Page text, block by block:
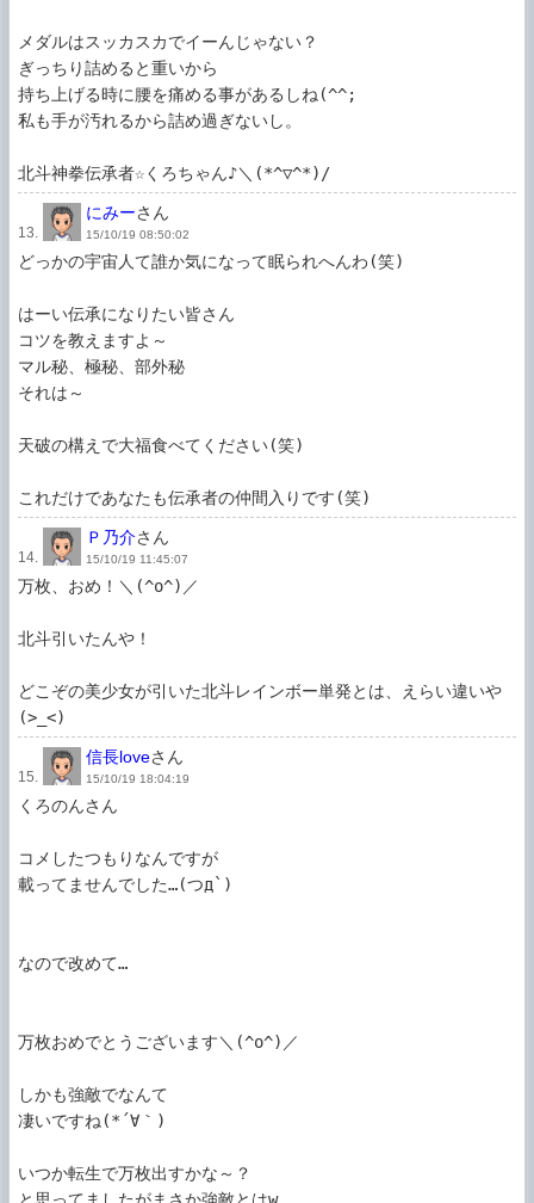
メダルはスッカスカでイーんじゃない？
ぎっちり詰めると重いから
持ち上げる時に腰を痛める事があるしね(^^;
私も手が汚れるから詰め過ぎないし。
北斗神拳伝承者☆くろちゃん♪＼(*^▽^*)/
13.
にみーさん
15/10/19 08:50:02
どっかの宇宙人て誰か気になって眠られへんわ(笑)
はーい伝承になりたい皆さん
コツを教えますよ～
マル秘、極秘、部外秘
それは～
天破の構えで大福食べてください(笑)
これだけであなたも伝承者の仲間入りです(笑)
14.
Ｐ乃介さん
15/10/19 11:45:07
万枚、おめ！＼(^o^)／
北斗引いたんや！
どこぞの美少女が引いた北斗レインボー単発とは、えらい違いや
(>_<)
15.
信長loveさん
15/10/19 18:04:19
くろのんさん
コメしたつもりなんですが
載ってませんでした…(つд`)
なので改めて…
万枚おめでとうございます＼(^o^)／
しかも強敵でなんて
凄いですね(*´∀｀)
いつか転生で万枚出すかな～？
と思ってましたがまさか強敵とはw